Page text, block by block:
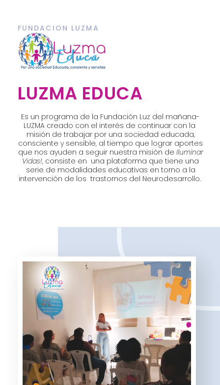
FUNDACION LUZMA
LUZMA EDUCA
Es un programa de la Fundación Luz del mañana-
LUZMA creado con el interés de continuar con la
misión de trabajar por una sociedad educada,
consciente y sensible, al tiempo que lograr aportes
que nos ayuden a seguir nuestra misión de Iluminar
Vidas!, consiste en una plataforma que tiene una
serie de modalidades educativas en torno a la
intervención de los trastornos del Neurodesarrollo.